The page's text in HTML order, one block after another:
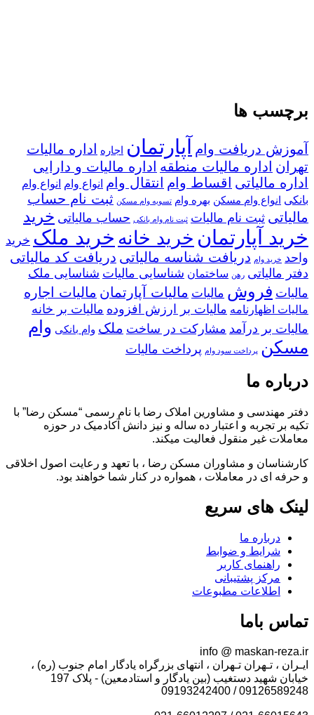
برچسب ها
آموزش دریافت وام آپارتمان اجاره
اداره مالیات
تهران اداره مالیات منطقه اداره مالیات و دارایی
اداره مالیاتی اقساط وام انتقال وام انواع وام انواع وام
بانکی
انواع وام مسکن بهره وام تسویه وام مسکن ثبت نام حساب
مالیاتی ثبت نام مالیات ثبت نام وام بانکی حساب مالیاتی خرید
خرید آپارتمان خرید خانه خرید ملک خرید
واحد خرید وام دریافت شناسه مالیاتی دریافت کد مالیاتی
دفتر مالیاتی رهن ساختمان شناسایی مالیات شناسایی ملک
مالیات فروش مالیات مالیات آپارتمان مالیات اجاره
مالیات اظهارنامه مالیات بر ارزش افزوده مالیات بر خانه
مالیات بر درآمد مشارکت در ساخت ملک وام بانکی وام
مسکن پرداخت سود وام پرداخت مالیات
درباره ما
دفتر مهندسی و مشاورین املاک رضا با نام رسمی “مسکن رضا” با
تکیه بر تجربه و اعتبار ده ساله و نیز دانش آکادمیک در حوزه
معاملات غیر منقول فعالیت میکند.
کارشناسان و مشاوران مسکن رضا ، با تعهد و رعایت اصول اخلاقی
و حرفه ای در معاملات ، همواره در کنار شما خواهند بود.
لینک های سریع
درباره ما
شرایط و ضوابط
راهنمای کاربر
مرکز پشتیبانی
اطلاعات مطبوعات
تماس باما
info @ maskan-reza.ir
ایـران ، تـهران تـهران ، انتهای بزرگراه یادگار امام جنوب (ره) ،
خیابان شهید دستغیب (بین یادگار و استادمعین) - پلاک 197
09126589248 / 09193242400